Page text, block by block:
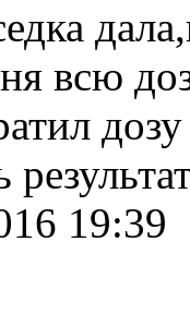
всю
19:39